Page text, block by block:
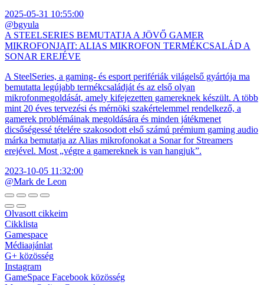
2025-05-31 10:55:00
@bgyula
A STEELSERIES BEMUTATJA A JÖVŐ GAMER
MIKROFONJAIT: ALIAS MIKROFON TERMÉKCSALÁD A
SONAR EREJÉVE
A SteelSeries, a gaming- és esport perifériák világelső gyártója ma
bemutatta legújabb termékcsaládját és az első olyan
mikrofonmegoldását, amely kifejezetten gamereknek készült. A több
mint 20 éves tervezési és mérnöki szakértelemmel rendelkező, a
gamerek problémáinak megoldására és minden játékmenet
dicsőségessé tételére szakosodott első számú prémium gaming audio
márka bemutatja az Alias mikrofonokat a Sonar for Streamers
erejével. Most „végre a gamereknek is van hangjuk”.
2023-10-05 11:32:00
@Mark de Leon
Olvasott cikkeim
Cikklista
Gamespace
Médiaajánlat
G+ közösség
Instagram
GameSpace Facebook közösség